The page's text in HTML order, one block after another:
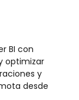
BI con
optimizar
y
desde